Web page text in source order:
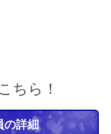
ちら！
の詳細